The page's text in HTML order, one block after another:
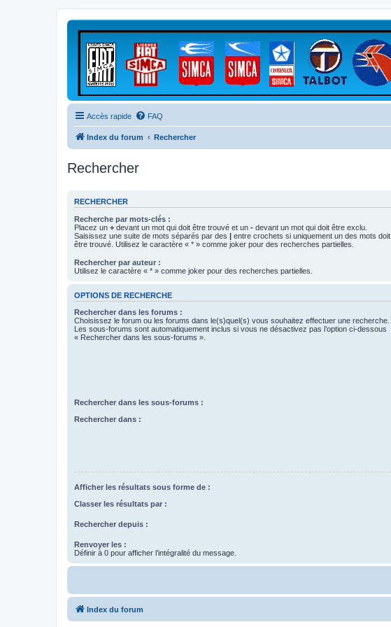
Accès rapide FAQ
Index du forum Rechercher
Rechercher
RECHERCHER
Recherche par mots-clés :
Placez un + devant un mot qui doit être trouvé et un - devant un mot qui doit être exclu.
Saisissez une suite de mots séparés par des | entre crochets si uniquement un des mots doit
être trouvé. Utilisez le caractère « * » comme joker pour des recherches partielles.
Rechercher par auteur :
Utilisez le caractère « * » comme joker pour des recherches partielles.
OPTIONS DE RECHERCHE
Rechercher dans les forums :
Choisissez le forum ou les forums dans le(s)quel(s) vous souhaitez effectuer une recherche.
Les sous-forums sont automatiquement inclus si vous ne désactivez pas l’option ci-dessous
« Rechercher dans les sous-forums ».
Rechercher dans les sous-forums :
Rechercher dans :
Afficher les résultats sous forme de :
Classer les résultats par :
Rechercher depuis :
Renvoyer les :
Définir à 0 pour afficher l’intégralité du message.
Index du forum